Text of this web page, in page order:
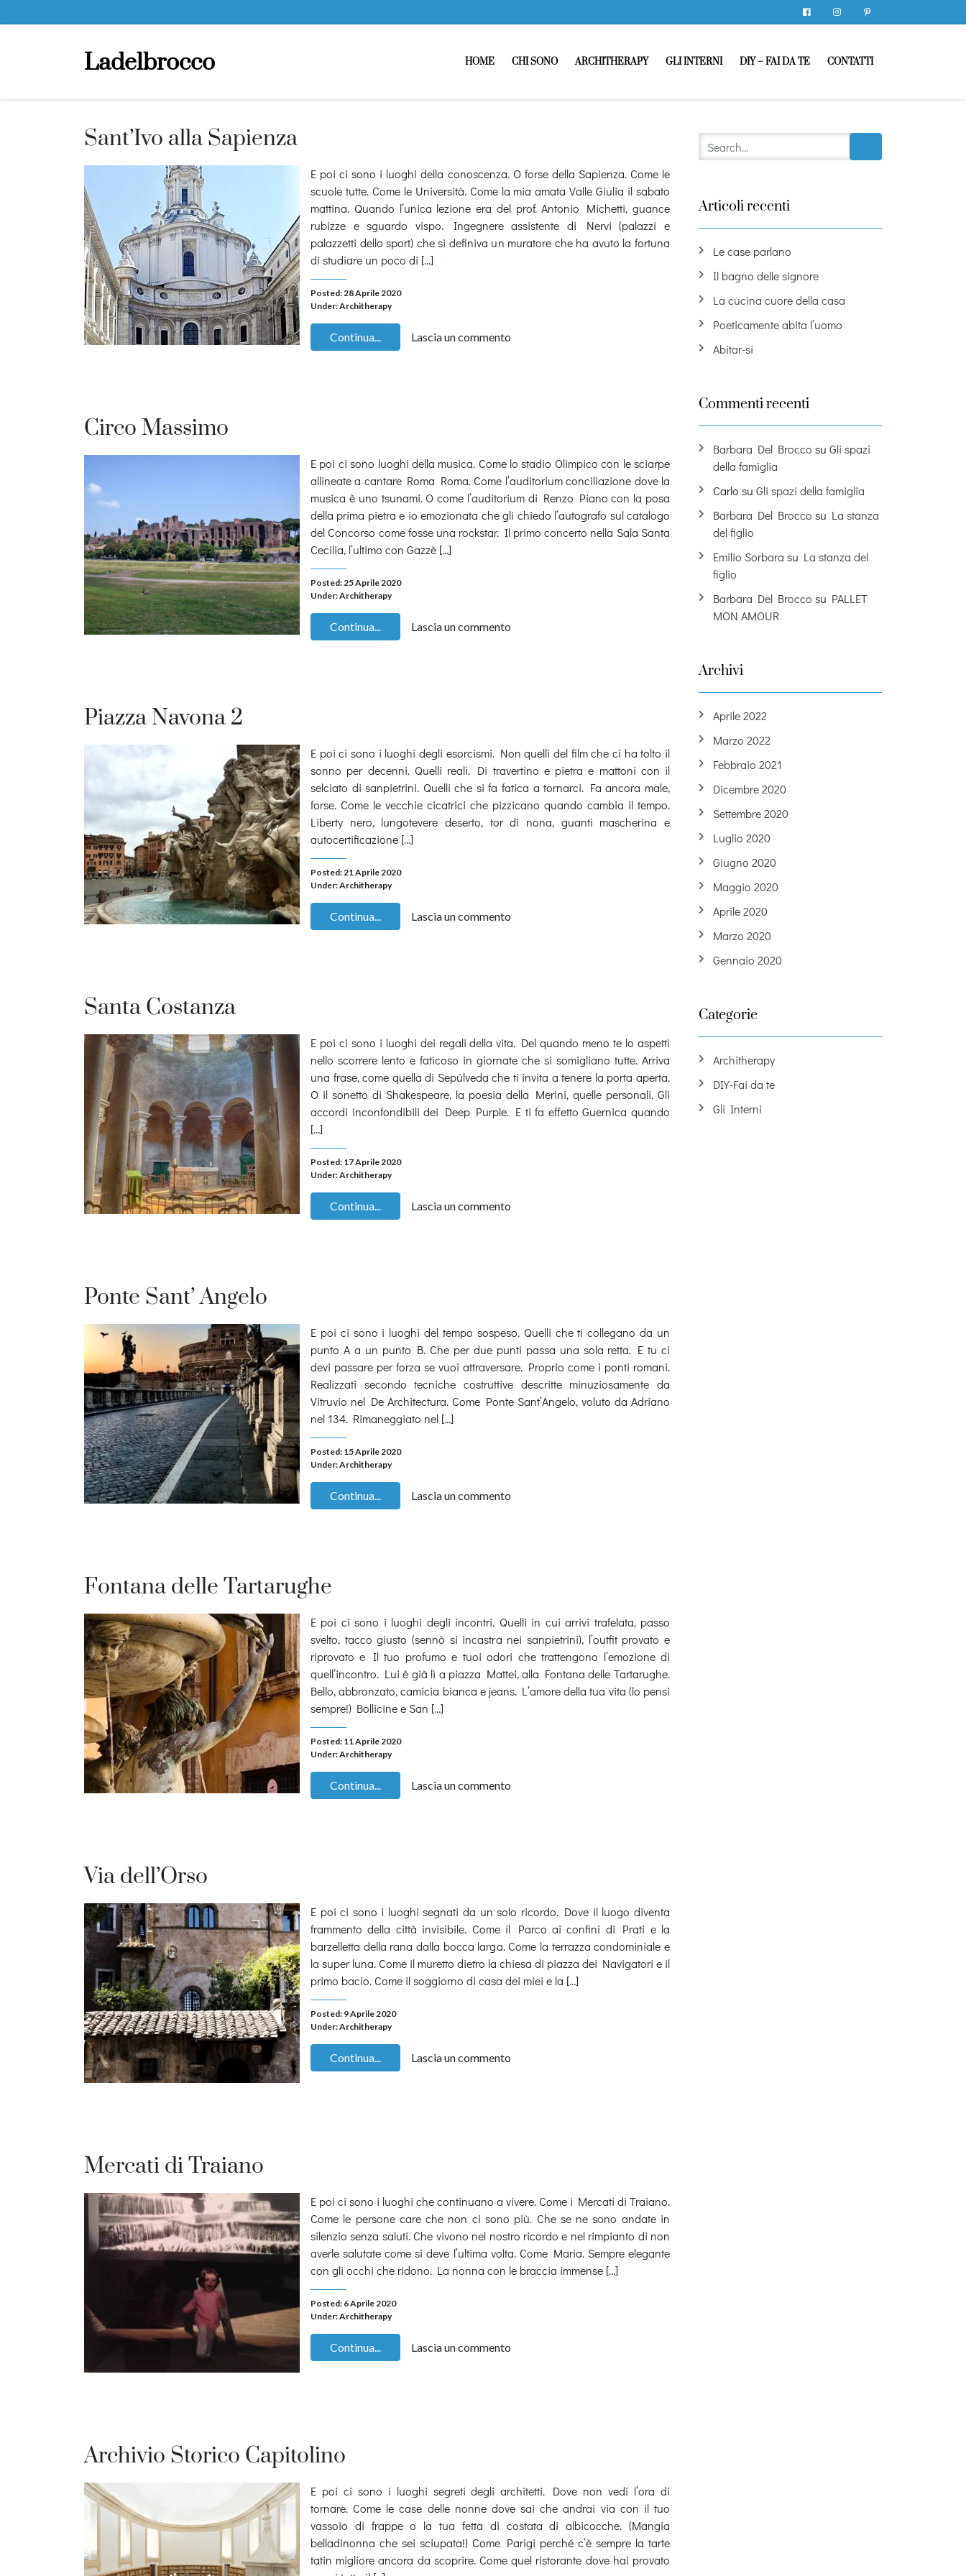
FacebookInstagram
Ladelbrocco HOME CHI SONO ARCHITHERAPY GLI INTERNI DIY – FAI DA TE CONTATTI
Sant’Ivo alla Sapienza
E poi ci sono i luoghi della conoscenza. O forse della Sapienza. Come le
scuole tutte. Come le Università. Come la mia amata Valle Giulia il sabato
mattina. Quando l’unica lezione era del prof. Antonio Michetti, guance
rubizze e sguardo vispo. Ingegnere assistente di Nervi (palazzi e
palazzetti dello sport) che si definiva un muratore che ha avuto la fortuna
di studiare un poco di […]
Posted: 28 Aprile 2020
Under:Architherapy
Continua... Lascia un commento
Circo Massimo
E poi ci sono luoghi della musica. Come lo stadio Olimpico con le sciarpe
allineate a cantare Roma Roma. Come l’auditorium conciliazione dove la
musica è uno tsunami. O come l’auditorium di Renzo Piano con la posa
della prima pietra e io emozionata che gli chiedo l’autografo sul catalogo
del Concorso come fosse una rockstar. Il primo concerto nella Sala Santa
Cecilia, l’ultimo con Gazzè […]
Posted: 25 Aprile 2020
Under:Architherapy
Continua... Lascia un commento
Piazza Navona 2
E poi ci sono i luoghi degli esorcismi. Non quelli del film che ci ha tolto il
sonno per decenni. Quelli reali. Di travertino e pietra e mattoni con il
selciato di sanpietrini. Quelli che si fa fatica a tornarci. Fa ancora male,
forse. Come le vecchie cicatrici che pizzicano quando cambia il tempo.
Liberty nero, lungotevere deserto, tor di nona, guanti mascherina e
autocertificazione […]
Posted: 21 Aprile 2020
Under:Architherapy
Continua... Lascia un commento
Santa Costanza
E poi ci sono i luoghi dei regali della vita. Del quando meno te lo aspetti
nello scorrere lento e faticoso in giornate che si somigliano tutte. Arriva
una frase, come quella di Sepúlveda che ti invita a tenere la porta aperta.
O il sonetto di Shakespeare, la poesia della Merini, quelle personali. Gli
accordi inconfondibili dei Deep Purple. E ti fa effetto Guernica quando
[…]
Posted: 17 Aprile 2020
Under:Architherapy
Continua... Lascia un commento
Ponte Sant’ Angelo
E poi ci sono i luoghi del tempo sospeso. Quelli che ti collegano da un
punto A a un punto B. Che per due punti passa una sola retta. E tu ci
devi passare per forza se vuoi attraversare. Proprio come i ponti romani.
Realizzati secondo tecniche costruttive descritte minuziosamente da
Vitruvio nel De Architectura. Come Ponte Sant’Angelo, voluto da Adriano
nel 134. Rimaneggiato nel […]
Posted: 15 Aprile 2020
Under:Architherapy
Continua... Lascia un commento
Fontana delle Tartarughe
E poi ci sono i luoghi degli incontri. Quelli in cui arrivi trafelata, passo
svelto, tacco giusto (sennò si incastra nei sanpietrini), l’outfit provato e
riprovato e Il tuo profumo e tuoi odori che trattengono l’emozione di
quell’incontro. Lui è già lì a piazza Mattei, alla Fontana delle Tartarughe.
Bello, abbronzato, camicia bianca e jeans. L’amore della tua vita (lo pensi
sempre!) Bollicine e San […]
Posted: 11 Aprile 2020
Under:Architherapy
Continua... Lascia un commento
Via dell’Orso
E poi ci sono i luoghi segnati da un solo ricordo. Dove il luogo diventa
frammento della città invisibile. Come il Parco ai confini di Prati e la
barzelletta della rana dalla bocca larga. Come la terrazza condominiale e
la super luna. Come il muretto dietro la chiesa di piazza dei Navigatori e il
primo bacio. Come il soggiorno di casa dei miei e la […]
Posted: 9 Aprile 2020
Under:Architherapy
Continua... Lascia un commento
Mercati di Traiano
E poi ci sono i luoghi che continuano a vivere. Come i Mercati di Traiano.
Come le persone care che non ci sono più. Che se ne sono andate in
silenzio senza saluti. Che vivono nel nostro ricordo e nel rimpianto di non
averle salutate come si deve l’ultima volta. Come Maria. Sempre elegante
con gli occhi che ridono. La nonna con le braccia immense […]
Posted: 6 Aprile 2020
Under:Architherapy
Continua... Lascia un commento
Archivio Storico Capitolino
E poi ci sono i luoghi segreti degli architetti. Dove non vedi l’ora di
tornare. Come le case delle nonne dove sai che andrai via con il tuo
vassoio di frappe o la tua fetta di costata di albicocche. (Mangia
belladinonna che sei sciupata!) Come Parigi perché c’è sempre la tarte
tatin migliore ancora da scoprire. Come quel ristorante dove hai provato
Articoli recenti
Le case parlano
Il bagno delle signore
La cucina cuore della casa
Poeticamente abita l’uomo
Abitar-si
Commenti recenti
Barbara Del Brocco su Gli spazi
della famiglia
Carlo su Gli spazi della famiglia
Barbara Del Brocco su La stanza
del figlio
Emilio Sorbara su La stanza del
figlio
Barbara Del Brocco su PALLET
MON AMOUR
Archivi
Aprile 2022
Marzo 2022
Febbraio 2021
Dicembre 2020
Settembre 2020
Luglio 2020
Giugno 2020
Maggio 2020
Aprile 2020
Marzo 2020
Gennaio 2020
Categorie
Architherapy
DIY-Fai da te
Gli Interni